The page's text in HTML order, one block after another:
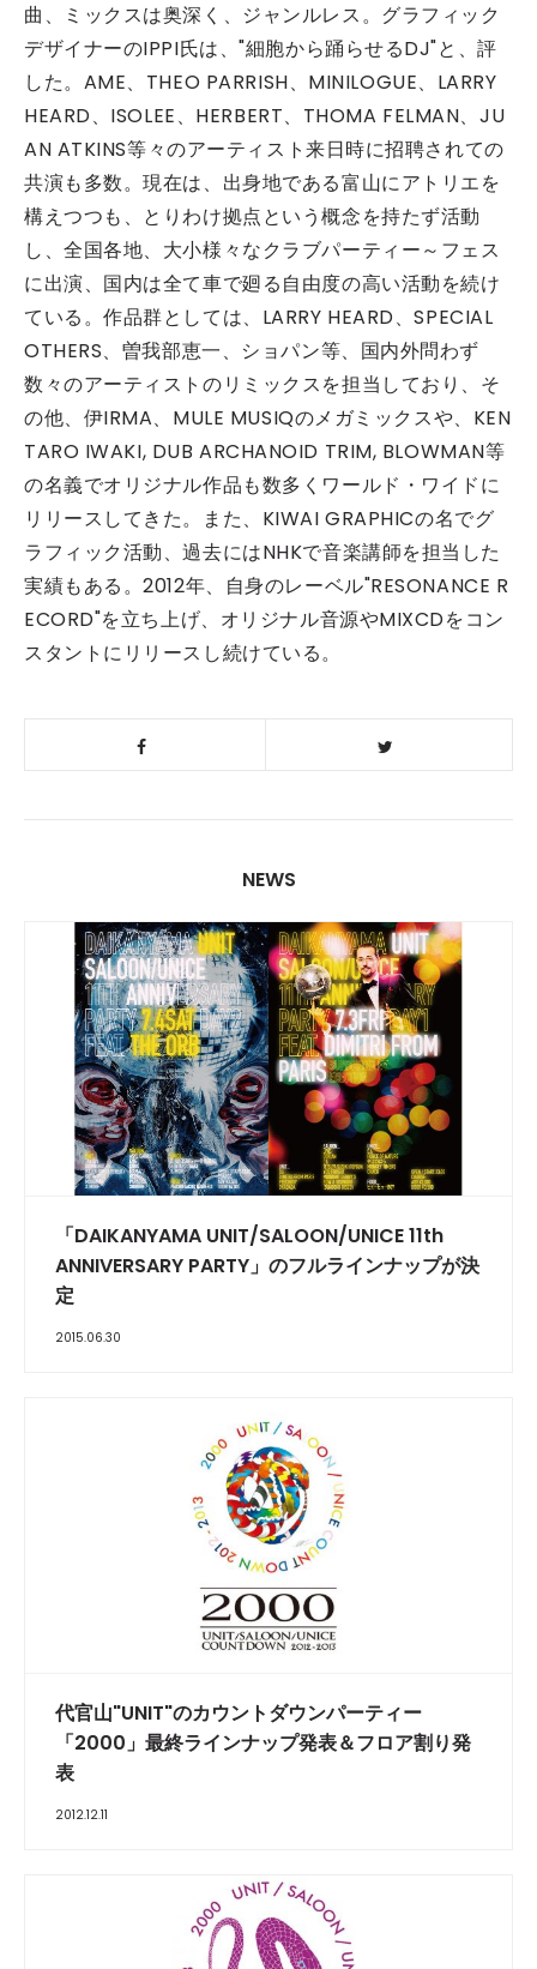
曲、ミックスは奥深く、ジャンルレス。グラフィック
デザイナーのIPPI氏は、"細胞から踊らせるDJ"と、評
した。AME、THEO PARRISH、MINILOGUE、LARRY
HEARD、ISOLEE、HERBERT、THOMA FELMAN、JU
AN ATKINS等々のアーティスト来日時に招聘されての
共演も多数。現在は、出身地である富山にアトリエを
構えつつも、とりわけ拠点という概念を持たず活動
し、全国各地、大小様々なクラブパーティー～フェス
に出演、国内は全て車で廻る自由度の高い活動を続け
ている。作品群としては、LARRY HEARD、SPECIAL
OTHERS、曽我部恵一、ショパン等、国内外問わず
数々のアーティストのリミックスを担当しており、そ
の他、伊IRMA、MULE MUSIQのメガミックスや、KEN
TARO IWAKI, DUB ARCHANOID TRIM, BLOWMAN等
の名義でオリジナル作品も数多くワールド・ワイドに
リリースしてきた。また、KIWAI GRAPHICの名でグ
ラフィック活動、過去にはNHKで音楽講師を担当した
実績もある。2012年、自身のレーベル"RESONANCE R
ECORD"を立ち上げ、オリジナル音源やMIXCDをコン
スタントにリリースし続けている。
NEWS
「DAIKANYAMA UNIT/SALOON/UNICE 11th
ANNIVERSARY PARTY」のフルラインナップが決
定
2015.06.30
代官山"UNIT"のカウントダウンパーティー
「2000」最終ラインナップ発表＆フロア割り発
表
2012.12.11